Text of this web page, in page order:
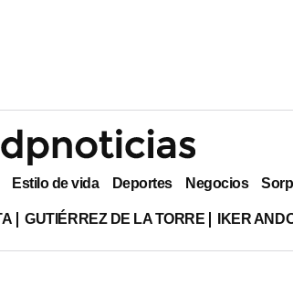
Estilo de vida Deportes Negocios
GUTIÉRREZ DE LA TORRE IKER